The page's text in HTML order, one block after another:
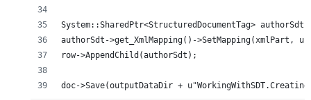
System::SharedPtr<StructuredDocumentTag>
authorSdt->get_XmlMapping()-
row->AppendChild(authorSdt);
doc->Save(outputDataDir +